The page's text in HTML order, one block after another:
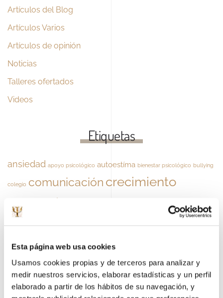
Esta página web usa cookies
Usamos cookies propias y de terceros para analizar y
medir nuestros servicios, elaborar estadísticas y un perfil
elaborado a partir de los hábitos de su navegación, y
Artículos del Blog
Artículos Varios
Artículos de opinión
Noticias
Talleres ofertados
Videos
Etiquetas
ansiedad apoyo psicológico autoestíma bienestar psicológico bullying
colegio comunicación crecimiento
personal
educación
herramientas ilusión intervención psicológica
Navidad niños noticias padres Pareja pensamiento positivo
psicologia